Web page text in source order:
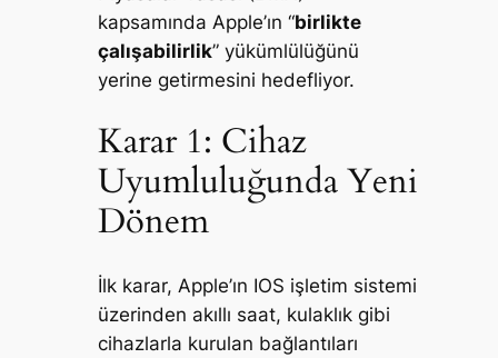
kapsamında Apple’ın “birlikte
çalışabilirlik” yükümlülüğünü
yerine getirmesini hedefliyor.
Karar 1: Cihaz
Uyumluluğunda Yeni
Dönem
İlk karar, Apple’ın IOS işletim sistemi
üzerinden akıllı saat, kulaklık gibi
cihazlarla kurulan bağlantıları